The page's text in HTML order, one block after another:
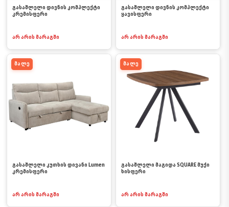
გასაშლელი დივნის კომპლექტი
კრემისფერი
არ არის მარაგში
გასაშლელი დივნის კომპლექტი
ყავისფერი
არ არის მარაგში
მალე
გასაშლელი კუთხის დივანი Lumen
კრემისფერი
არ არის მარაგში
მალე
გასაშლელი მაგიდა SQUARE მუქი
ხისფერი
არ არის მარაგში